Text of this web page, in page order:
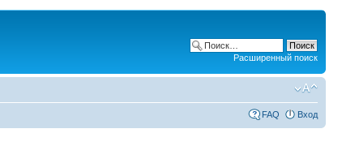
Расширенный поиск
FAQ Вход